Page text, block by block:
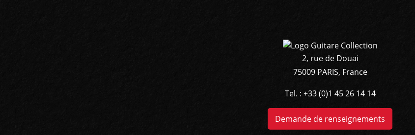
2, rue de Douai
75009 PARIS, France
Tel. : +33 (0)1 45 26 14 14
Demande de renseignements